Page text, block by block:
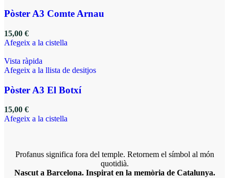
Pòster A3 Comte Arnau
15,00 €
Afegeix a la cistella
Vista ràpida
Afegeix a la llista de desitjos
Pòster A3 El Botxí
15,00 €
Afegeix a la cistella
Profanus significa fora del temple. Retornem el símbol al món
quotidià.
Nascut a Barcelona. Inspirat en la memòria de Catalunya.